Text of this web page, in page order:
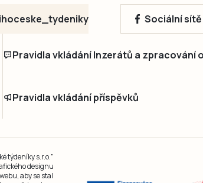
Sociální
Pravidla vkládání Inzerátů a zpracování
Pravidla vkládání příspěvků
týdeníky s.r.o."
designu
aby se stal